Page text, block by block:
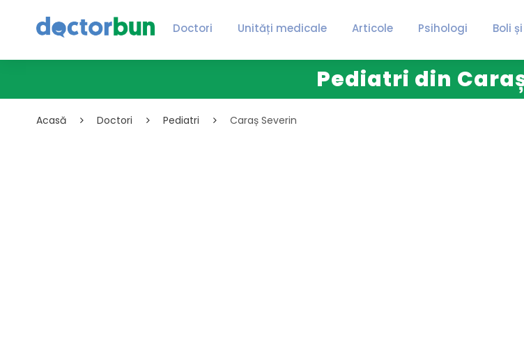
Doctori Unități medicale Articole Psihologi Boli
Pediatri din
Acasă Doctori Pediatri Caraș Severin